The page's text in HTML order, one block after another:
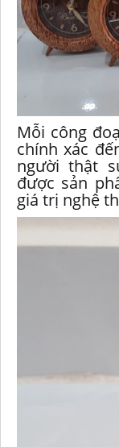
Mỗi công
chính xác
người thật
được sản
giá trị nghệ